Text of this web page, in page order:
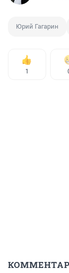
Юрий Гагарин
1